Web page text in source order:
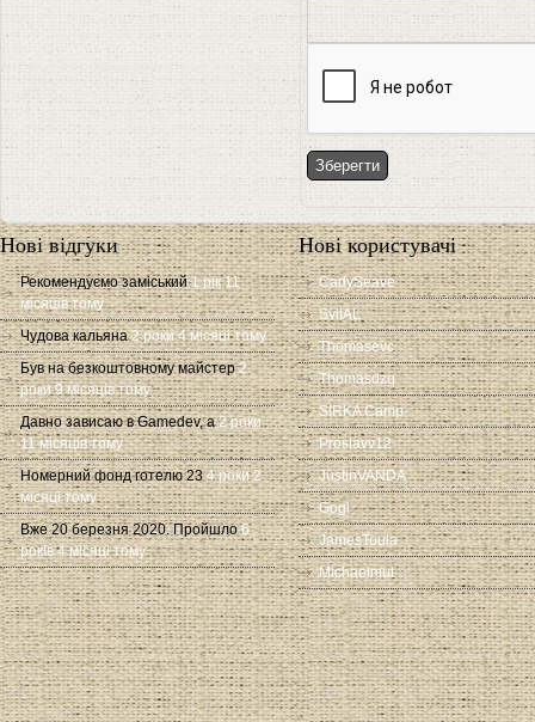
Нові відгуки
Рекомендуємо заміський 1 рік 11
місяців тому
Чудова кальяна 2 роки 4 місяці тому
Був на безкоштовному майстер 2
роки 9 місяців тому
Давно зависаю в Gamedev, а 2 роки
11 місяців тому
Номерний фонд готелю 23 4 роки 2
місяці тому
Вже 20 березня 2020. Пройшло 6
років 4 місяці тому
Нові користувачі
CadySeave
SvitAL
Thomasevc
Thomasdzq
SIRKA Camp
Proslavv12
JustinVANDA
Gogi
JamesToula
Michaelmut